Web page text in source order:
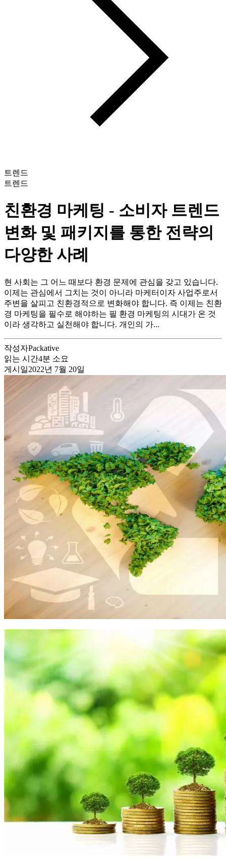
트렌드
트렌드
친환경 마케팅 - 소비자 트렌드
변화 및 패키지를 통한 전략의
다양한 사례
현 사회는 그 어느 때보다 환경 문제에 관심을 갖고 있습니다.
이제는 관심에서 그치는 것이 아니라 마케터이자 사업주로서
주변을 살피고 친환경적으로 변화해야 합니다. 즉 이제는 친환
경 마케팅을 필수로 해야하는 필 환경 마케팅의 시대가 온 것
이라 생각하고 실천해야 합니다. 개인의 가...
작성자Packative
읽는 시간4분 소요
게시일2022년 7월 20일